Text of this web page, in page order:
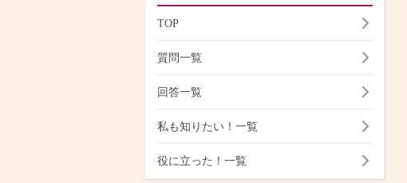
TOP
質問一覧
回答一覧
私も知りたい！一覧
役に立った！一覧